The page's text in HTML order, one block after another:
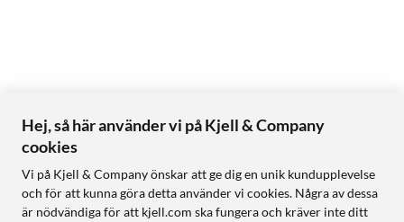
Hej, så här använder vi på Kjell & Company
cookies
Vi på Kjell & Company önskar att ge dig en unik kundupplevelse
och för att kunna göra detta använder vi cookies. Några av dessa
är nödvändiga för att kjell.com ska fungera och kräver inte ditt